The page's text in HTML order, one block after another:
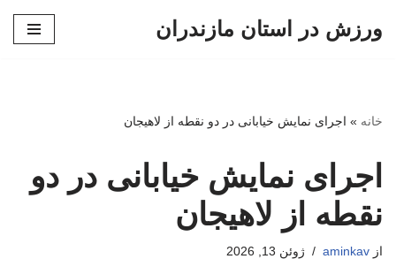
ورزش در استان مازندران
خانه » اجرای نمایش خیابانی در دو نقطه از لاهیجان
اجرای نمایش خیابانی در دو
نقطه از لاهیجان
از aminkav ژوئن 13, 2026